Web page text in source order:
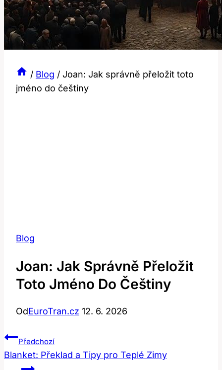
/ Blog / Joan: Jak správně přeložit toto
jméno do češtiny
Blog
Joan: Jak Správně Přeložit
Toto Jméno Do Češtiny
OdEuroTran.cz 12. 6. 2026
Navigace
Pro
Předchozí
Blanket: Překlad a Tipy pro Teplé Zimy